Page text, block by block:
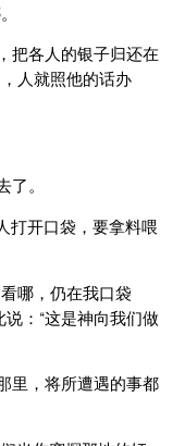
把各人的银子归还在
人就照他的话办
。
打开口袋，要拿料喂
哪，仍在我口袋
：“这是神向我们做
里，将所遭遇的事都